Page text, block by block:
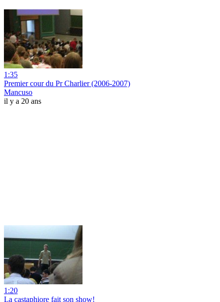
1:35
Premier cour du Pr Charlier (2006-2007)
Mancuso
il y a 20 ans
1:20
La castaphiore fait son show!